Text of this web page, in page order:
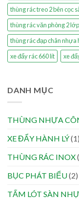
thùng rác treo 2 bên cọc
thùng rác văn phòng 2
thùng rác đạp chân nhựa
xe đẩy rác 660 lít
xe
DANH MỤC
THÙNG NHỰA
XE ĐẨY HÀNH LÝ(1)
THÙNG RÁC INOX
BỤC PHÁT BIỂU(2)
TẤM LÓT SÀN